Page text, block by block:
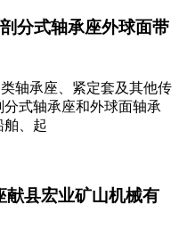
分式轴承座外球面带
轴承座、紧定套及其他传
式轴承座和外球面轴承
舶、起
献县宏业矿山机械有